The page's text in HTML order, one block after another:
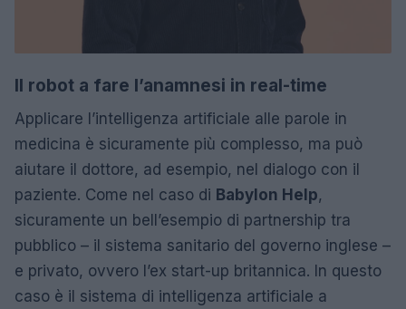
Il robot a fare l’anamnesi in real-time
Applicare l’intelligenza artificiale alle parole in
medicina è sicuramente più complesso, ma può
aiutare il dottore, ad esempio, nel dialogo con il
paziente. Come nel caso di Babylon Help,
sicuramente un bell’esempio di partnership tra
pubblico – il sistema sanitario del governo inglese –
e privato, ovvero l’ex start-up britannica. In questo
caso è il sistema di intelligenza artificiale a